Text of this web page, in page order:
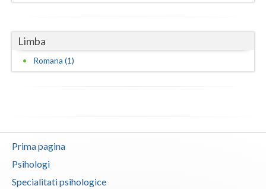
Vaslui
Limba
Romana (1)
Prima pagina
Psihologi
Specialitati psihologice